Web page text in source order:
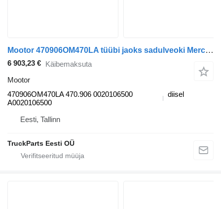
Mootor 470906OM470LA tüübi jaoks sadulveoki Mercedes-Benz Actros MP4 Antos Arocs (2012-)
6 903,23 € Käibemaksuta
Mootor
470906OM470LA 470.906 0020106500
A0020106500
diisel
Eesti, Tallinn
TruckParts Eesti OÜ